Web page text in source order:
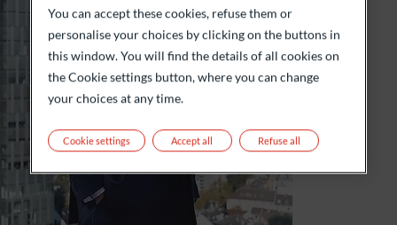
You can accept these cookies, refuse them or
personalise your choices by clicking on the buttons in
this window. You will find the details of all cookies on
the Cookie settings button, where you can change
your choices at any time.
Cookie settings Refuse all
Accept all